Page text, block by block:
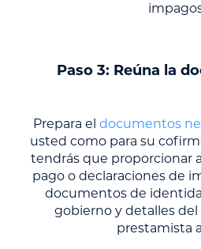
Paso 3: Reúna la
Prepara el documentos
usted como para su
tendrás que proporcionar
pago o declaraciones de
documentos de
gobierno y detalles
prestamista